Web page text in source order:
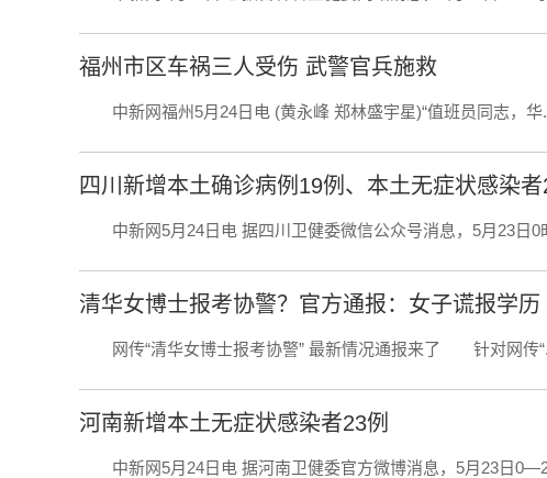
福州市区车祸三人受伤 武警官兵施救
中新网福州5月24日电 (黄永峰 郑林盛宇星)“值班员同志，
四川新增本土确诊病例19例、本土无症状感染者
中新网5月24日电 据四川卫健委微信公众号消息，5月23日0
清华女博士报考协警？官方通报：女子谎报学历
网传“清华女博士报考协警” 最新情况通报来了 针对网传
河南新增本土无症状感染者23例
中新网5月24日电 据河南卫健委官方微博消息，5月23日